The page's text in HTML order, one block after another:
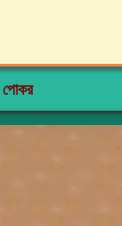
পোকর